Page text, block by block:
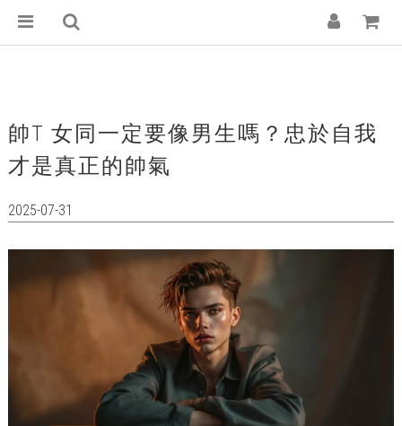
帥T 女同一定要像男生嗎？忠於自我
才是真正的帥氣
2025-07-31